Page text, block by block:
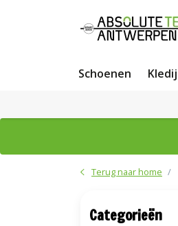
Schoenen Kledij
Terug naar home
Categorieën